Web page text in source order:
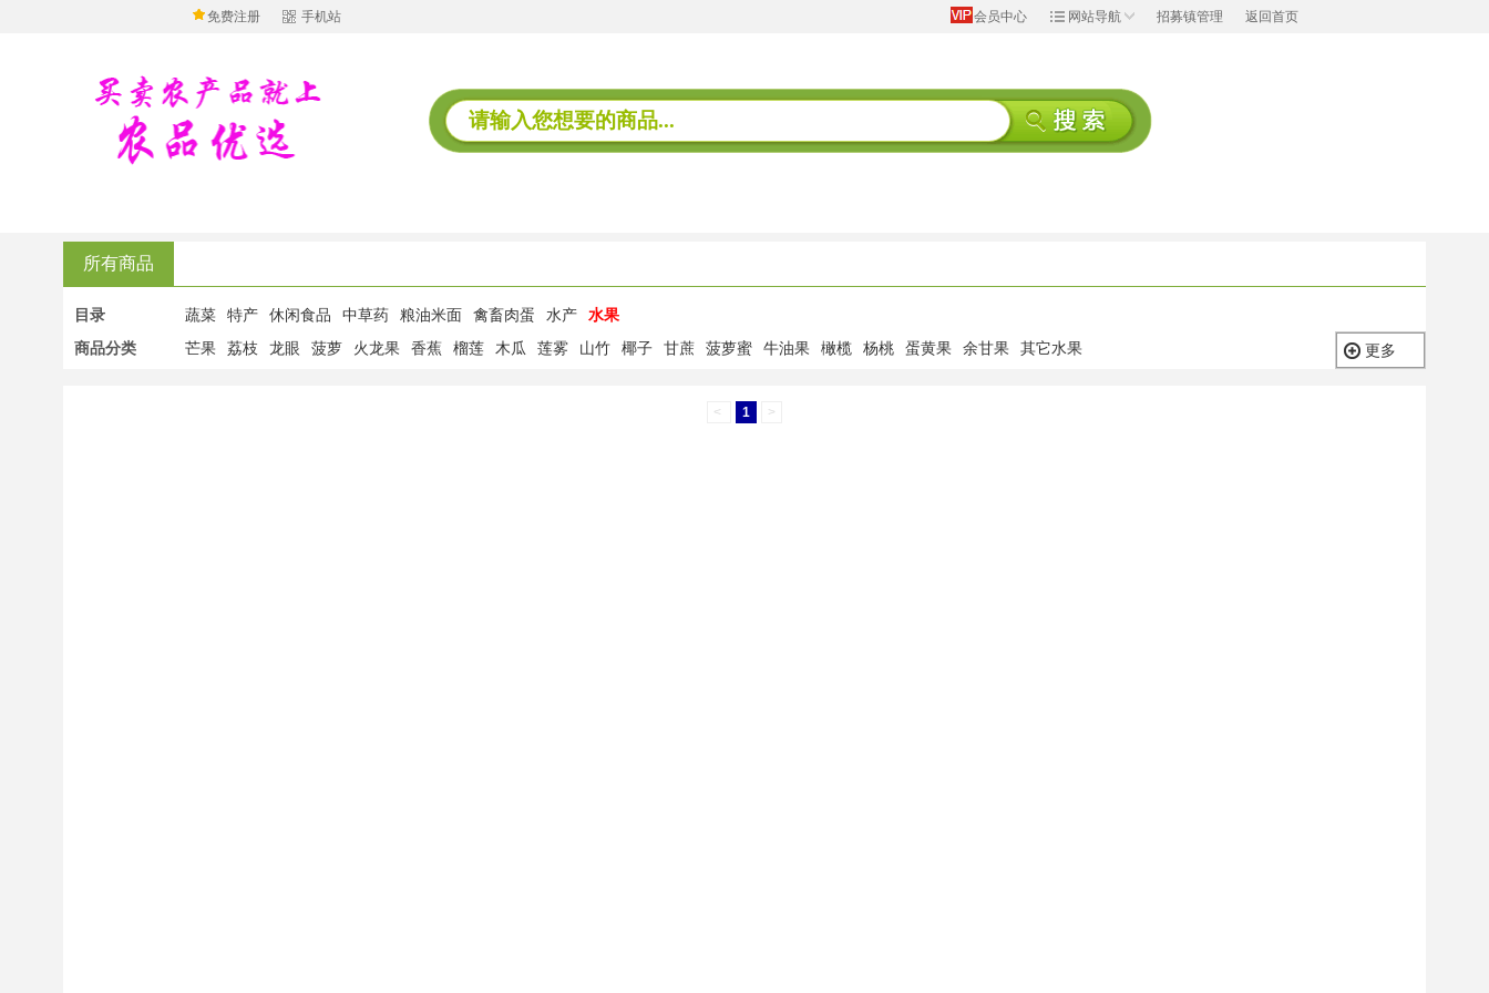
免费注册 手机站 会员中心 网站导航 招募镇管理 返回首页
所有商品
目录 蔬菜 特产 休闲食品 中草药 粮油米面 禽畜肉蛋 水产
水果
商品分类
更多
芒果 荔枝 龙眼 菠萝 火龙果 香蕉 榴莲 木瓜 莲雾 山竹 椰子 甘蔗 菠萝蜜 牛油果 橄榄 杨桃 蛋黄果 余甘果 其它水果
< 1 >